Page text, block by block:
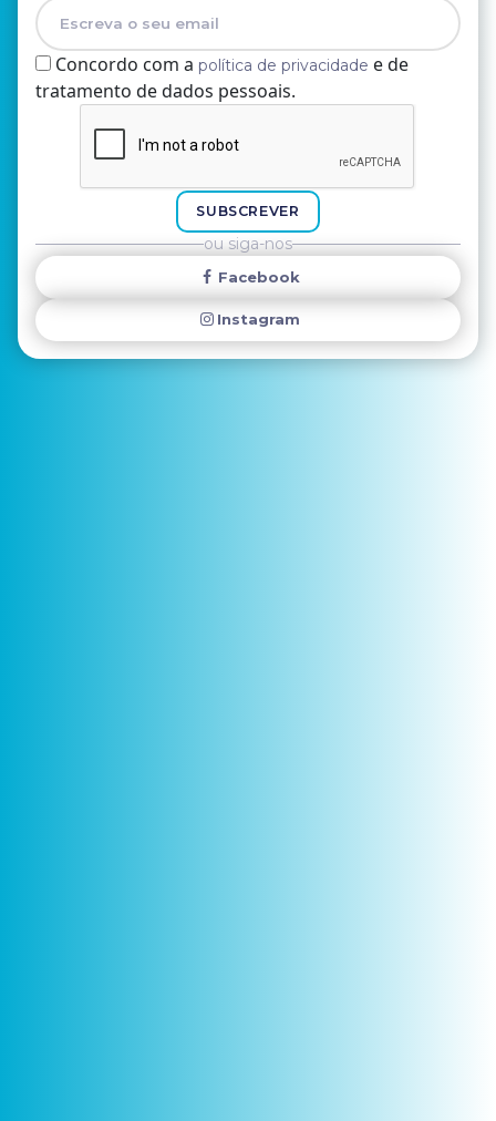
Nome
E-mail
Concordo com a política de privacidade e de
tratamento de dados pessoais.
SUBSCREVER
ou siga-nos
Facebook
Instagram